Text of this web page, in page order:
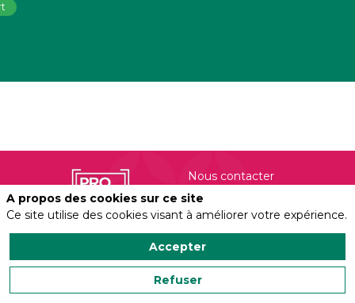
Salonvert organisé
par
Group
Nous contacter
Politique de confidentialité
A propos des cookies sur ce site
Ce site utilise des cookies visant à améliorer votre expérience.
Accepter
Refuser